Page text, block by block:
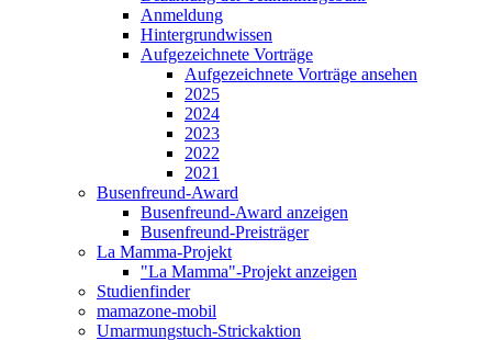
Anmeldung
Hintergrundwissen
Aufgezeichnete Vorträge
Aufgezeichnete Vorträge ansehen
2025
2024
2023
2022
2021
Busenfreund-Award
Busenfreund-Award anzeigen
Busenfreund-Preisträger
La Mamma-Projekt
"La Mamma"-Projekt anzeigen
Studienfinder
mamazone-mobil
Umarmungstuch-Strickaktion